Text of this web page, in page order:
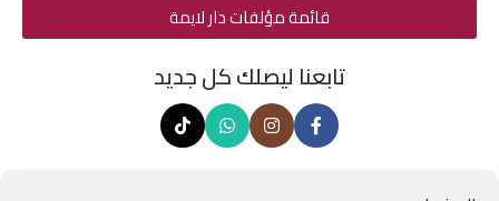
قائمة مؤلفات دار لايمة
تابعنا ليصلك كل جديد